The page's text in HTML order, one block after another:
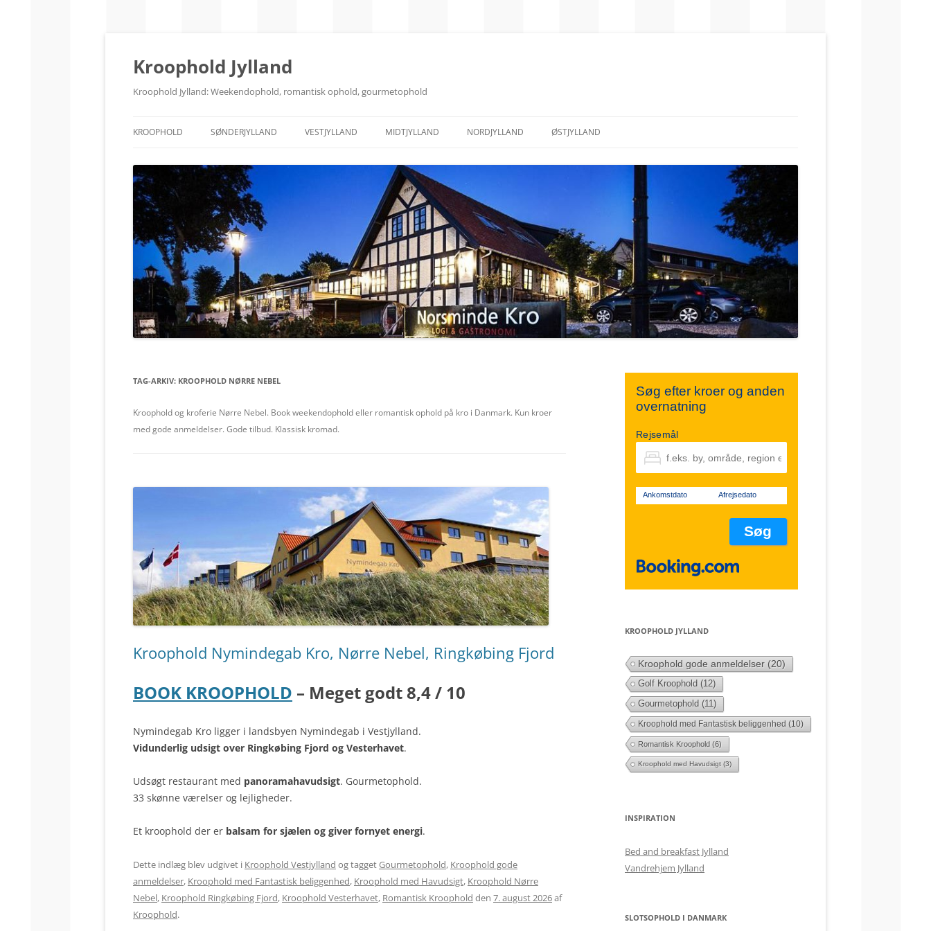
Kroophold Jylland
Kroophold Jylland: Weekendophold, romantisk ophold, gourmetophold
KROOPHOLD SØNDERJYLLAND VESTJYLLAND MIDTJYLLAND NORDJYLLAND ØSTJYLLAND
TAG-ARKIV: KROOPHOLD NØRRE NEBEL
Kroophold og kroferie Nørre Nebel. Book weekendophold eller romantisk ophold på kro i Danmark. Kun kroer
med gode anmeldelser. Gode tilbud. Klassisk kromad.
Kroophold Nymindegab Kro, Nørre Nebel, Ringkøbing Fjord
BOOK KROOPHOLD – Meget godt 8,4 / 10
Nymindegab Kro ligger i landsbyen Nymindegab i Vestjylland.
Vidunderlig udsigt over Ringkøbing Fjord og Vesterhavet.
Udsøgt restaurant med panoramahavudsigt. Gourmetophold.
33 skønne værelser og lejligheder.
Et kroophold der er balsam for sjælen og giver fornyet energi.
Dette indlæg blev udgivet i Kroophold Vestjylland og taggetGourmetophold, Kroophold gode
anmeldelser, Kroophold med Fantastisk beliggenhed, Kroophold med Havudsigt, Kroophold Nørre
Nebel, Kroophold Ringkøbing Fjord, Kroophold Vesterhavet, Romantisk Kroophold den 7. august 2026af
Kroophold.
Søg efter kroer og anden
overnatning
Rejsemål
Ankomstdato Afrejsedato
KROOPHOLD JYLLAND
Kroophold gode anmeldelser (20)
Golf Kroophold (12)
Gourmetophold (11)
Kroophold med Fantastisk beliggenhed (10)
Romantisk Kroophold (6)
Kroophold med Havudsigt (3)
INSPIRATION
Bed and breakfast Jylland
Vandrehjem Jylland
SLOTSOPHOLD I DANMARK